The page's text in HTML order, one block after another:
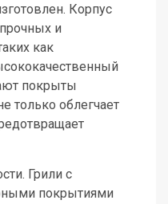
Корпус
и
как
покрыты
только облегчает
Грили с
покрытиями